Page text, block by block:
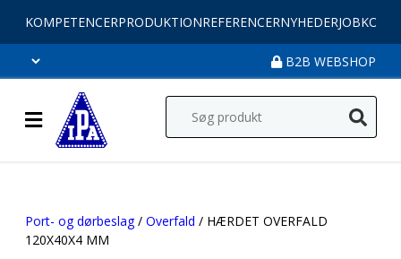
KOMPETENCERPRODUKTIONREFERENCERNYHEDERJOB
B2B WEBSHOP
Port- og dørbeslag/ Overfald / HÆRDET OVERFALD
120X40X4 MM